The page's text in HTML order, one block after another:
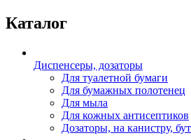
Каталог
Диспенсеры, дозаторы
Для туалетной бумаги
Для бумажных полотенец
Для мыла
Для кожных антисептиков
Дозаторы, на канистру,